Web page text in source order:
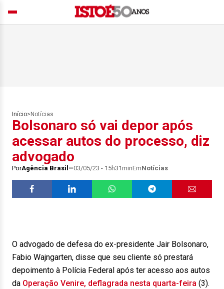
Início> Notícias
Bolsonaro só vai depor após
acessar autos do processo, diz
advogado
PorAgência Brasil 03/05/23 - 15h31minEmNotícias
O advogado de defesa do ex-presidente Jair Bolsonaro,
Fabio Wajngarten, disse que seu cliente só prestará
depoimento à Polícia Federal após ter acesso aos autos
da Operação Venire, deflagrada nesta quarta-feira (3).